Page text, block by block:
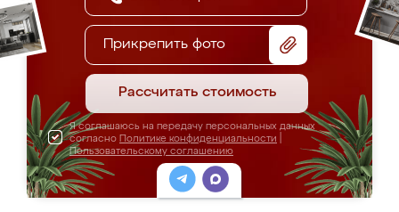
Прикрепить фото
Рассчитать стоимость
Я соглашаюсь на передачу персональных данных
согласно Политике конфиденциальности
Пользовательскому соглашению